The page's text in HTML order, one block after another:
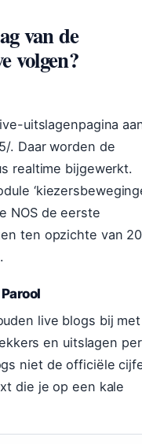
van de
volgen?
uitslagenpagina
. Daar worden de
realtime bijgewerkt.
NOS de eerste
ten opzichte van
live blogs bij met
en uitslagen per
niet de officiële
die je op een kale